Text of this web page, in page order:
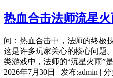
热血合击法师流星
问：热血合击中，法师的终极
这是许多玩家关心的核心问题
类游戏中，法师的“流星火雨”
2026年7月30日 | 发布:admin |